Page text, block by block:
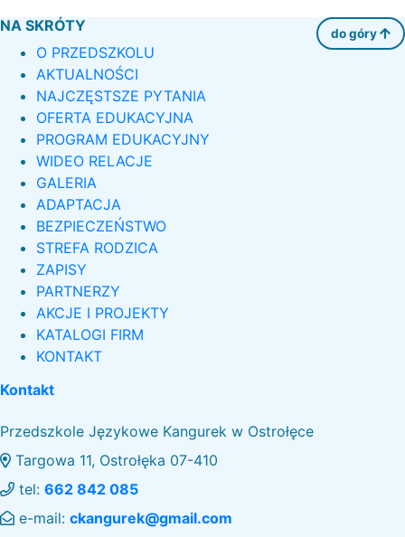
NA SKRÓTY do góry
O PRZEDSZKOLU
AKTUALNOŚCI
NAJCZĘSTSZE PYTANIA
OFERTA EDUKACYJNA
PROGRAM EDUKACYJNY
WIDEO RELACJE
GALERIA
ADAPTACJA
BEZPIECZEŃSTWO
STREFA RODZICA
ZAPISY
PARTNERZY
AKCJE I PROJEKTY
KATALOGI FIRM
KONTAKT
Kontakt
Przedszkole Językowe Kangurek w Ostrołęce
Targowa 11, Ostrołęka 07-410
tel: 662 842 085
e-mail: ckangurek@gmail.com